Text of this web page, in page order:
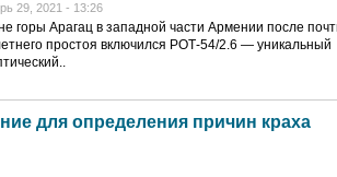
29, 2021 - 13:26
горы Арагац в западной части Армении после
простоя включился РОТ-54/2.6 — уникальный
для определения причин краха